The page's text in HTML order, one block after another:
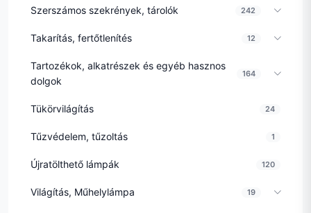
Szerszámos szekrények, tárolók 242
Takarítás, fertőtlenítés 12
Tartozékok, alkatrészek és egyéb hasznos
dolgok
164
Tükörvilágítás 24
Tűzvédelem, tűzoltás 1
Újratölthető lámpák 120
Világítás, Műhelylámpa 19